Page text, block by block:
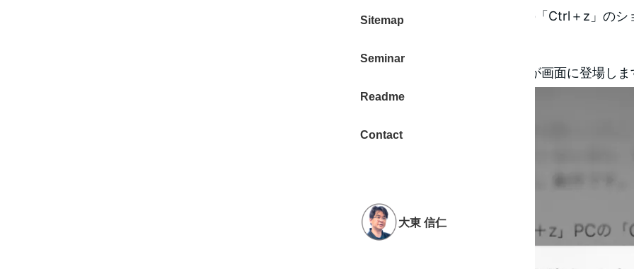
Sitemap
Seminar
Readme
Contact
大東 信仁
Macの「Command＋z」PCの「Ctrl＋z」のシ
iPhoneを振ると下のメニューが画面に登場しま